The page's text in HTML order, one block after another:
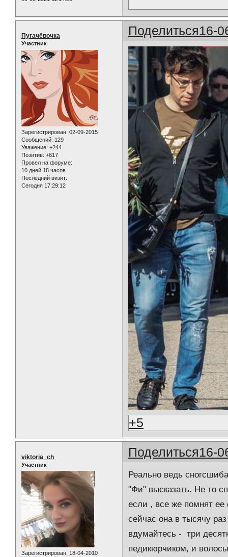
Поделиться16-
Пугачёвочка
Участник
Зарегистрирован: 02-09-2015
Сообщений: 129
Уважение: +244
Позитив: +617
Провел на форуме:
10 дней 18 часов
Последний визит:
Сегодня 17:29:12
+5
Поделиться16-
viktoria_ch
Участник
Зарегистрирован: 18-04-2010
Реально ведь
"Фи" высказать. Не то
если , все же помнят ее
сейчас она в тысячу
вдумайтесь - три
педикюрчиком, и